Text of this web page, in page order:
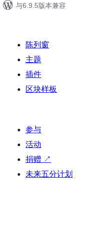
与6.9.5版本兼容
陈列窗
主题
插件
区块样板
参与
活动
捐赠 ↗
未来五分计划